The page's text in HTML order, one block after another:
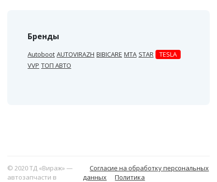
Бренды
Autoboot AUTOVIRAZH BIBICARE MTA STAR
TESLA
VVP ТОП АВТО
© 2020 ТД «Вираж» —
автозапчасти в
Согласие на обработку персональных
данных
Политика